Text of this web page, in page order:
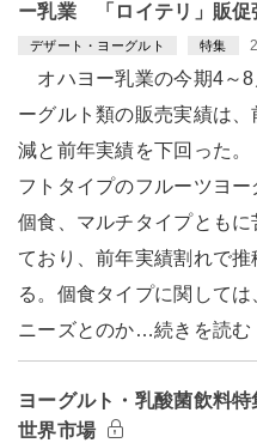
ー乳業 「ロイテリ」販促
デザート・ヨーグルト 特集
オハヨー乳業の今期4～8
ーグルト類の販売実績は、
減と前年実績を下回った
フトタイプのフルーツヨー
個食、マルチタイプともに
ており、前年実績割れで推
る。個食タイプに関しては
ニーズとのか…続きを読む
ヨーグルト・乳酸菌飲料
世界市場